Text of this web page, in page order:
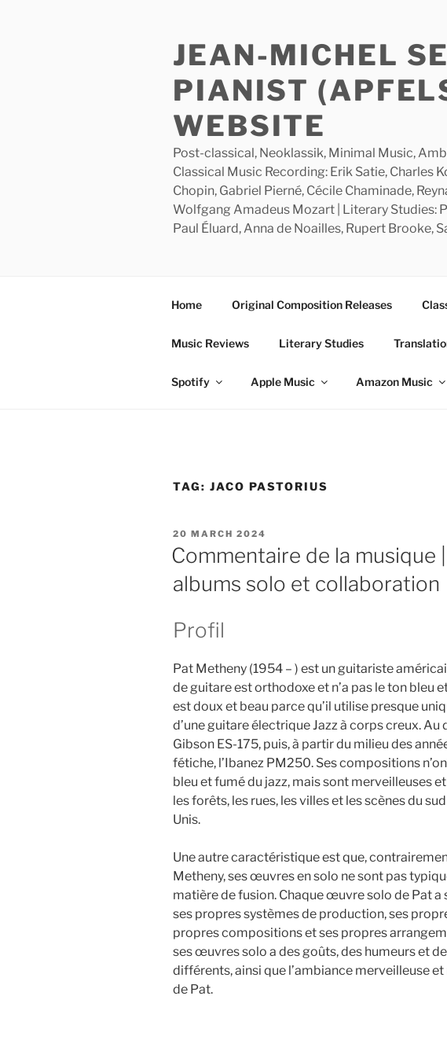
JEAN-MICHEL
PIANIST
WEBSITE
Post-classical, Neoklassik, Minimal Music,
Classical Music Recording: Erik Satie, Charles
Chopin, Gabriel Pierné, Cécile Chaminade,
Wolfgang Amadeus Mozart | Literary Studies:
Paul Éluard, Anna de Noailles, Rupert Brooke,
Home Original Composition Releases
Music Reviews Literary Studies
Spotify Apple Music Amazon Music
TAG: JACO PASTORIUS
POSTED
ON
20 MARCH 2024
Commentaire de la musique
albums solo et collaboration
Profil
Pat Metheny (1954 – ) est un guitariste
de guitare est orthodoxe et n’a pas le ton bleu
est doux et beau parce qu’il utilise presque
d’une guitare électrique Jazz à corps creux. Au
Gibson ES-175, puis, à partir du milieu des
fétiche, l’Ibanez PM250. Ses compositions
bleu et fumé du jazz, mais sont merveilleuses
les forêts, les rues, les villes et les scènes du
Unis.
Une autre caractéristique est que,
Metheny, ses œuvres en solo ne sont pas
matière de fusion. Chaque œuvre solo de Pat a
ses propres systèmes de production, ses
propres compositions et ses propres
ses œuvres solo a des goûts, des humeurs et
différents, ainsi que l’ambiance merveilleuse
de Pat.